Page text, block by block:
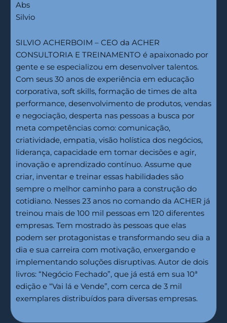
Abs
Silvio
SILVIO ACHERBOIM – CEO da ACHER
CONSULTORIA E TREINAMENTO é apaixonado por
gente e se especializou em desenvolver talentos.
Com seus 30 anos de experiência em educação
corporativa, soft skills, formação de times de alta
performance, desenvolvimento de produtos, vendas
e negociação, desperta nas pessoas a busca por
meta competências como: comunicação,
criatividade, empatia, visão holística dos negócios,
liderança, capacidade em tomar decisões e agir,
inovação e aprendizado contínuo. Assume que
criar, inventar e treinar essas habilidades são
sempre o melhor caminho para a construção do
cotidiano. Nesses 23 anos no comando da ACHER já
treinou mais de 100 mil pessoas em 120 diferentes
empresas. Tem mostrado às pessoas que elas
podem ser protagonistas e transformando seu dia a
dia e sua carreira com motivação, enxergando e
implementando soluções disruptivas. Autor de dois
livros: “Negócio Fechado”, que já está em sua 10ª
edição e “Vai lá e Vende”, com cerca de 3 mil
exemplares distribuídos para diversas empresas.